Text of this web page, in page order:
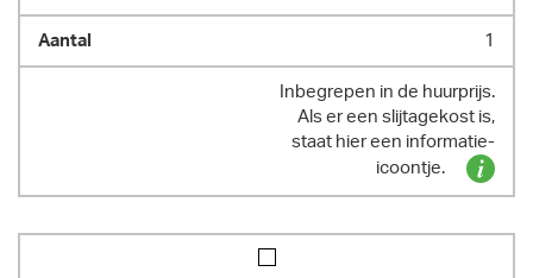
1
Inbegrepen in de huurprijs.
Als er een slijtagekost is,
staat hier een informatie-
icoontje.